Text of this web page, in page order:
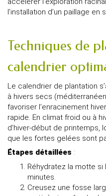
l’installation d’un paillage en
Techniques de
calendrier
Le calendrier de plantation
à hivers secs
favoriser l’enracinement
rapide. En climat froid ou à
d’hiver-début de printemps,
que les fortes gelées sont
Étapes détaillées :
Réhydratez la motte
minutes.
Creusez une fosse